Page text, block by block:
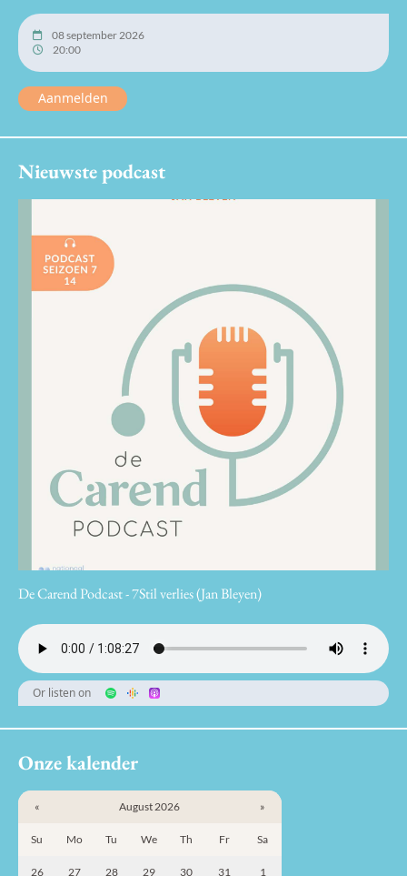
08 september 2026
20:00
Aanmelden
Nieuwste podcast
De Carend Podcast - 7Stil verlies (Jan Bleyen)
Or listen on
Onze kalender
« August 2026 »
Su Mo Tu We Th Fr Sa
26 27 28 29 30 31 1